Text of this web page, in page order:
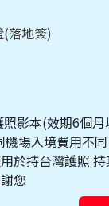
落地簽)
影本(效期6個月
場入境費用不
於持台灣護照
您